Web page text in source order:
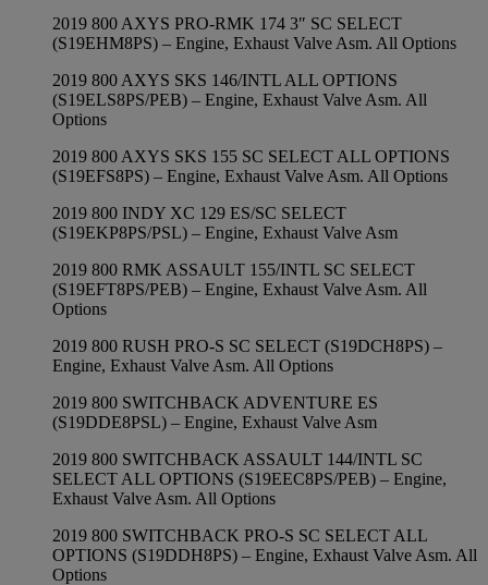
2019 800 AXYS PRO-RMK 174 3″ SC SELECT
(S19EHM8PS) – Engine, Exhaust Valve Asm. All Options
2019 800 AXYS SKS 146/INTL ALL OPTIONS
(S19ELS8PS/PEB) – Engine, Exhaust Valve Asm. All
Options
2019 800 AXYS SKS 155 SC SELECT ALL OPTIONS
(S19EFS8PS) – Engine, Exhaust Valve Asm. All Options
2019 800 INDY XC 129 ES/SC SELECT
(S19EKP8PS/PSL) – Engine, Exhaust Valve Asm
2019 800 RMK ASSAULT 155/INTL SC SELECT
(S19EFT8PS/PEB) – Engine, Exhaust Valve Asm. All
Options
2019 800 RUSH PRO-S SC SELECT (S19DCH8PS) –
Engine, Exhaust Valve Asm. All Options
2019 800 SWITCHBACK ADVENTURE ES
(S19DDE8PSL) – Engine, Exhaust Valve Asm
2019 800 SWITCHBACK ASSAULT 144/INTL SC
SELECT ALL OPTIONS (S19EEC8PS/PEB) – Engine,
Exhaust Valve Asm. All Options
2019 800 SWITCHBACK PRO-S SC SELECT ALL
OPTIONS (S19DDH8PS) – Engine, Exhaust Valve Asm. All
Options